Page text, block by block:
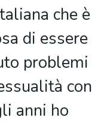
che è
di essere
problemi
con
anni ho